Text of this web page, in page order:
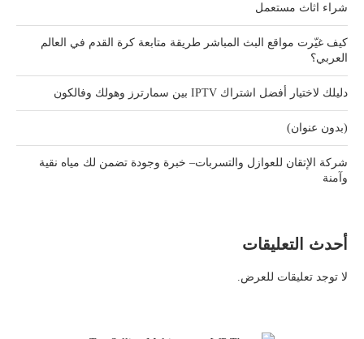
شراء اثاث مستعمل
كيف غيّرت مواقع البث المباشر طريقة متابعة كرة القدم في العالم
العربي؟
دليلك لاختيار أفضل اشتراك IPTV بين سمارترز وهولك وفالكون
(بدون عنوان)
شركة الإتقان للعوازل والتسربات– خبرة وجودة تضمن لك مياه نقية
وآمنة
أحدث التعليقات
لا توجد تعليقات للعرض.